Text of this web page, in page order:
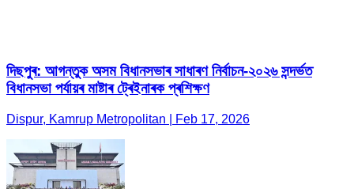
দিছপুৰ: আগন্তুক অসম বিধানসভাৰ সাধাৰণ নিৰ্বাচন-২০২৬ সন্দৰ্ভত
বিধানসভা পৰ্যায়ৰ মাষ্টাৰ ট্ৰেইনাৰক প্ৰশিক্ষণ
Dispur, Kamrup Metropolitan | Feb 17, 2026